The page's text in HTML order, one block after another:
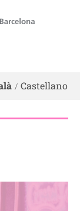
Barcelona
Castellano